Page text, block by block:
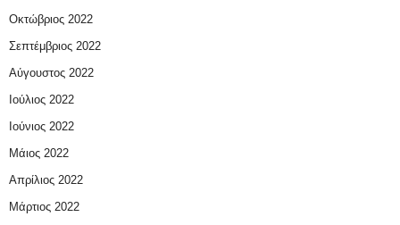
Οκτώβριος 2022
Σεπτέμβριος 2022
Αύγουστος 2022
Ιούλιος 2022
Ιούνιος 2022
Μάιος 2022
Απρίλιος 2022
Μάρτιος 2022